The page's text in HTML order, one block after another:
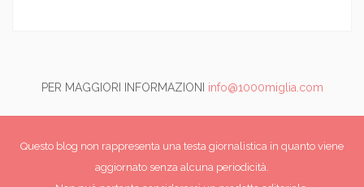
PER MAGGIORI INFORMAZIONI info@1000miglia.com
Questo blog non rappresenta una testa giornalistica in quanto viene
aggiornato senza alcuna periodicità.